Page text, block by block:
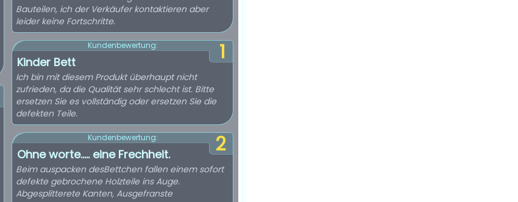
Bauteilen, ich der Verkäufer kontaktieren aber
leider keine Fortschritte.
1
Kundenbewertung:
Kinder Bett
Ich bin mit diesem Produkt überhaupt nicht
zufrieden, da die Qualität sehr schlecht ist. Bitte
ersetzen Sie es vollständig oder ersetzen Sie die
defekten Teile.
2
Kundenbewertung:
Ohne worte..... eine Frechheit.
Beim auspacken desBettchen fallen einem sofort
defekte gebrochene Holzteile ins Auge.
Abgesplitterete Kanten, Ausgefranste